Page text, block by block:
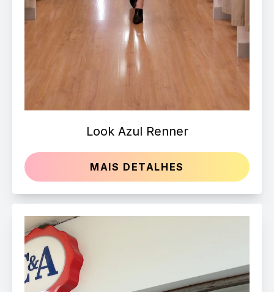
Look Azul Renner
MAIS DETALHES